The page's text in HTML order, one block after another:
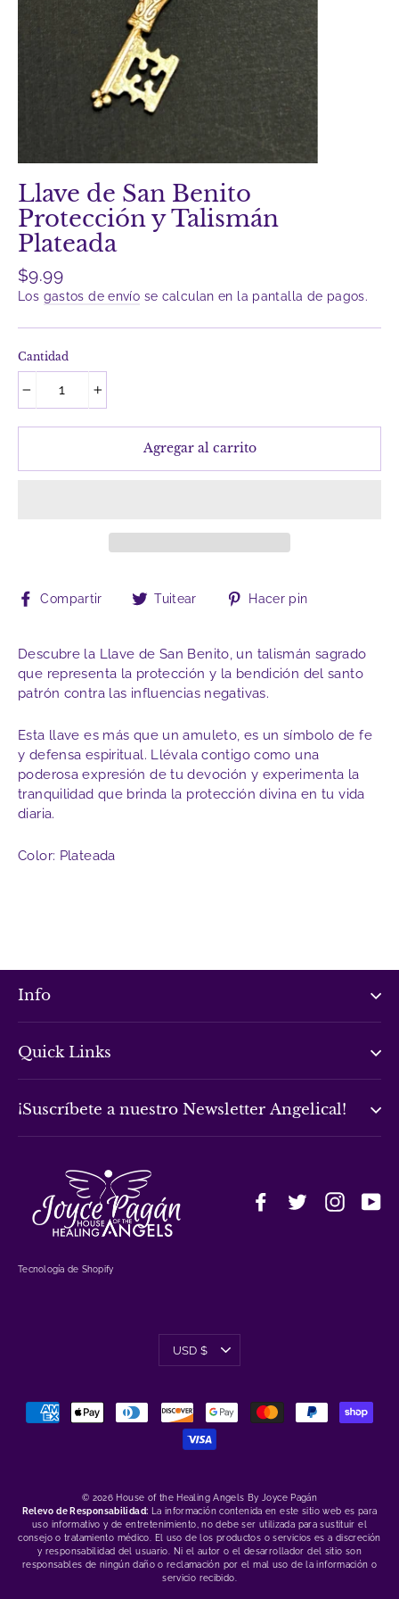
Llave de San Benito
Protección y Talismán
Plateada
Precio
habitual
$9.99
Los gastos de envío se calculan en la pantalla de pagos.
Cantidad
Agregar al carrito
Compartir
Compartir
Tuitear
TuitearHacer pin
Descubre la Llave de San Benito, un talismán sagrado
que representa la protección y la bendición del santo
patrón contra las influencias negativas.
Esta llave es más que un amuleto, es un símbolo de fe
y defensa espiritual. Llévala contigo como una
poderosa expresión de tu devoción y experimenta la
tranquilidad que brinda la protección divina en tu vida
diaria.
Color: Plateada
Info
Quick Links
¡Suscríbete a nuestro Newsletter Angelical!
Facebook
Twitter
Tecnología de Shopify
Moneda
USD $
© 2026 House of the Healing Angels By Joyce Pagán
Relevo de Responsabilidad: La información contenida en este sitio web es para
uso informativo y de entretenimiento, no debe ser utilizada para sustituir el
consejo o tratamiento médico. El uso de los productos o servicios es a discreción
y responsabilidad del usuario. Ni el autor o el desarrollador del sitio son
responsables de ningún daño o reclamación por el mal uso de la información o
servicio recibido.